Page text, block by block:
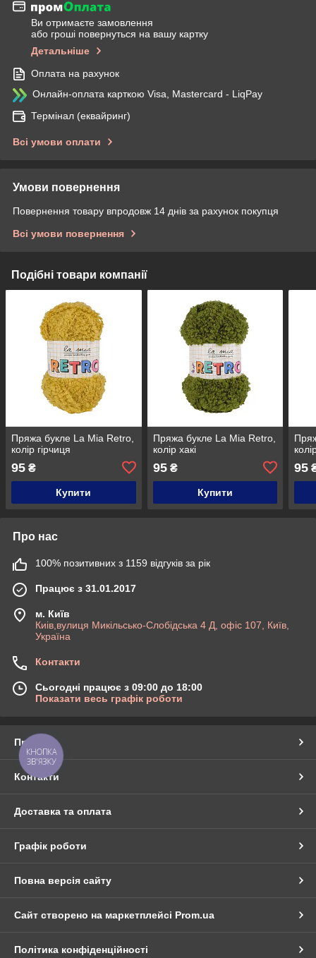
Ви отримаєте замовлення
або гроші повернуться на вашу картку
Детальніше
Оплата на рахунок
Онлайн-оплата карткою Visa, Mastercard - LiqPay
Термінал (еквайринг)
Всі умови оплати
Умови повернення
Повернення товару впродовж 14 днів за рахунок покупця
Всі умови повернення
Подібні товари компанії
Пряжа букле La Mia Retro,
колір гірчиця
95 ₴
Купити
Пряжа букле La Mia Retro,
колір хакі
95₴
Купити
95
Про нас
100% позитивних з 1159 відгуків за рік
Працює з 31.01.2017
м. Київ
Киів,вулиця Микільсько-Слобідська 4 Д, офіс 107, Київ,
Україна
Контакти
Сьогодні працює з 09:00 до 18:00
Показати весь графік роботи
Про нас
Контакти
Доставка та оплата
Графік роботи
Повна версія сайту
Сайт створено на маркетплейсі Prom.ua
Політика конфіденційності
КНОПКА
ЗВ'ЯЗКУ